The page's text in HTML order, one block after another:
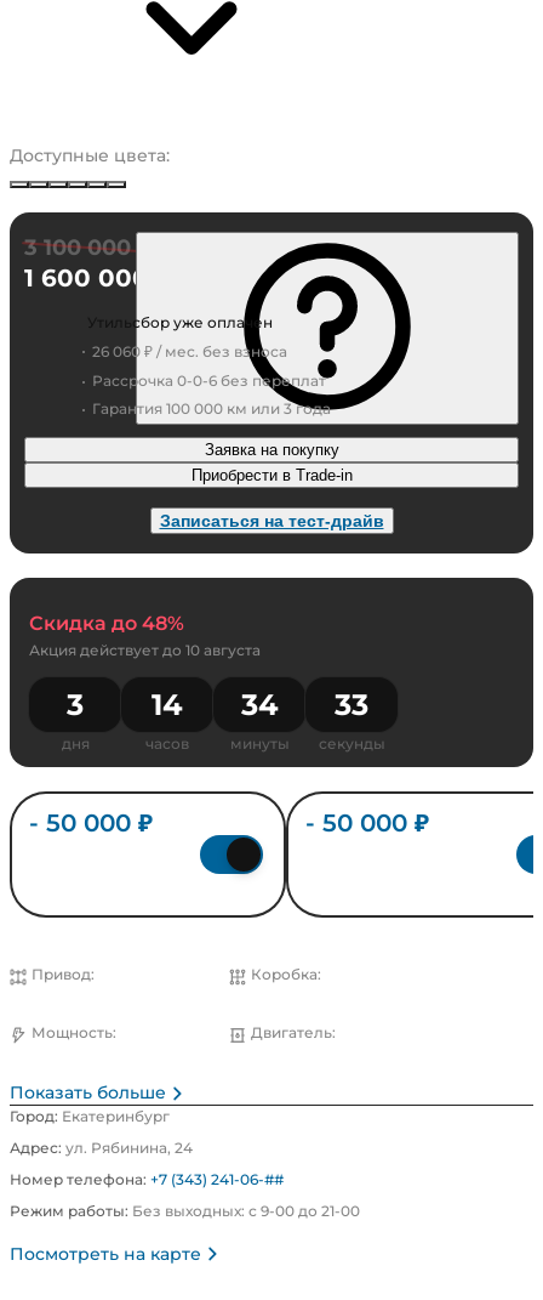
Скидка до 48%
Акция действует до 10 августа
3
дня
14
часов
34
минуты
33
секунды
Доступные цвета:
Привод: Коробка:
Мощность: Двигатель:
Показать больше
Город: Екатеринбург
Адрес: ул. Рябинина, 24
Номер телефона: +7 (343) 241-06-##
Режим работы: Без выходных: с 9-00 до 21-00
Посмотреть на карте
3 100 000 ₽
1 600 000 ₽
Утильсбор уже оплачен
26 060 ₽ / мес. без взноса
Рассрочка 0-0-6 без переплат
Гарантия 100 000 км или 3 года
Заявка на покупку
Приобрести в Trade-in
Записаться на тест-драйв
- 50 000 ₽ - 50 000 ₽